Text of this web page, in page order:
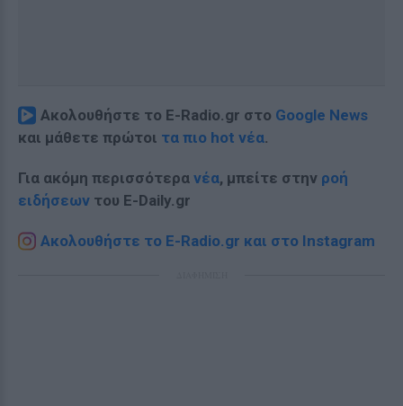
Ακολουθήστε το E-Radio.gr στο Google News
και μάθετε πρώτοι τα πιο hot νέα.
Για ακόμη περισσότερα νέα, μπείτε στην ροή
ειδήσεων του E-Daily.gr
Ακολουθήστε το E-Radio.gr και στο Instagram